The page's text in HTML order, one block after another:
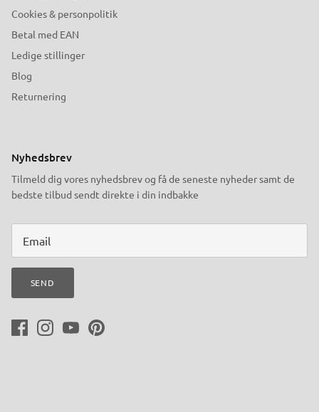
Cookies & personpolitik
Betal med EAN
Ledige stillinger
Blog
Returnering
Nyhedsbrev
Tilmeld dig vores nyhedsbrev og få de seneste nyheder samt de
bedste tilbud sendt direkte i din indbakke
SEND